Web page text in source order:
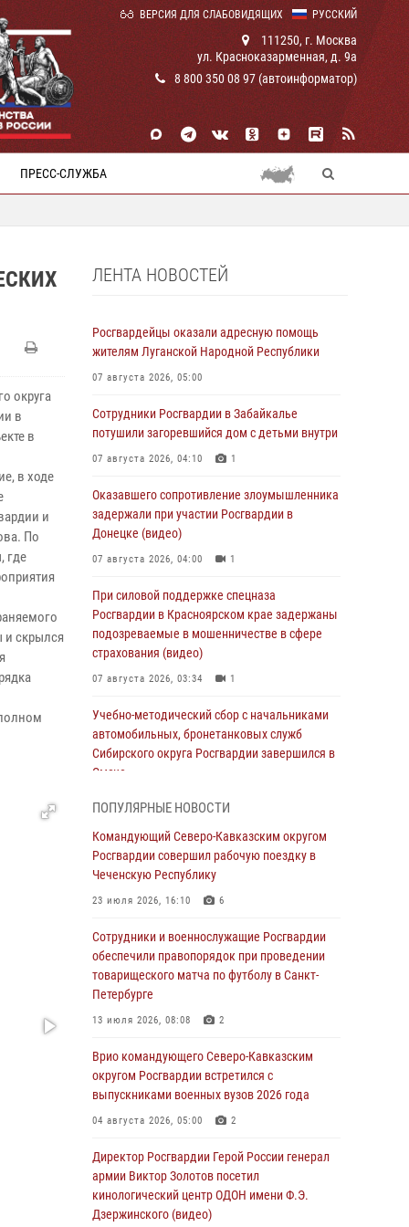
РУССКИЙ
ВЕРСИЯ ДЛЯ СЛАБОВИДЯЩИХ
111250, г. Москва
ул. Красноказарменная, д. 9а
8 800 350 08 97 (автоинформатор)
ПРЕСС-СЛУЖБА
округа
в
в
в ходе
и
По
где
и скрылся
ЛЕНТА НОВОСТЕЙ
Росгвардейцы оказали адресную помощь
жителям Луганской Народной Республики
07 августа 2026, 05:00
Сотрудники Росгвардии в Забайкалье
потушили загоревшийся дом с детьми внутри
07 августа 2026, 04:10 1
Оказавшего сопротивление злоумышленника
задержали при участии Росгвардии в
Донецке (видео)
07 августа 2026, 04:00 1
При силовой поддержке спецназа
Росгвардии в Красноярском крае задержаны
подозреваемые в мошенничестве в сфере
страхования (видео)
07 августа 2026, 03:34 1
Учебно-методический сбор с начальниками
автомобильных, бронетанковых служб
Сибирского округа Росгвардии завершился в
Омске
Генерал-полковник Олег Плохой поздравил
специалистов организационно-штатных
подразделений Росгвардии с
профессиональным праздником
В Нижнем Новгороде состоялось
Всероссийское совещание-семинар по
вопросам развития вневедомственной
охраны Росгвардии (видео)
В Брянске сотрудники и военнослужащие
Росгвардии почтили память Героя России
В кинологическом центре Уральского округа
Росгвардии почтили память товарищей,
погибших при исполнении воинского долга
ПОПУЛЯРНЫЕ НОВОСТИ
Командующий Северо-Кавказским округом
Росгвардии совершил рабочую поездку в
Чеченскую Республику
23 июля 2026, 16:10 6
Сотрудники и военнослужащие Росгвардии
обеспечили правопорядок при проведении
товарищеского матча по футболу в Санкт-
Петербурге
13 июля 2026, 08:08 2
Врио командующего Северо-Кавказским
округом Росгвардии встретился с
выпускниками военных вузов 2026 года
04 августа 2026, 05:00 2
Директор Росгвардии Герой России генерал
армии Виктор Золотов посетил
кинологический центр ОДОН имени Ф.Э.
Дзержинского (видео)